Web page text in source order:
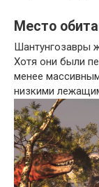
Место
Шантунгозавры
Хотя они были
менее
низкими